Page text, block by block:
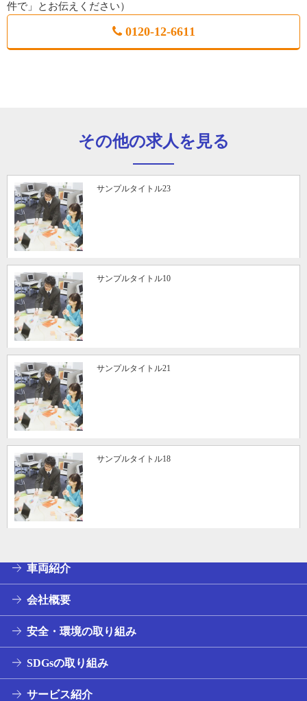
件で」とお伝えください）
0120-12-6611
その他の求人を見る
サンプルタイトル23
サンプルタイトル10
サンプルタイトル21
サンプルタイトル18
車両紹介
会社概要
安全・環境の取り組み
SDGsの取り組み
サービス紹介